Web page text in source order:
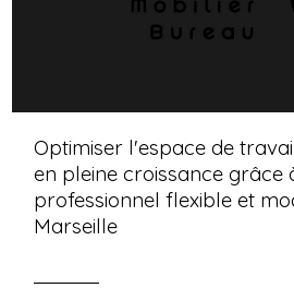
Optimiser l'espace de
en pleine croissance grâce
professionnel flexible et
Marseille